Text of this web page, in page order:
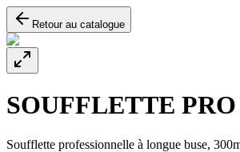
Retour au catalogue
SOUFFLETTE
Soufflette professionnelle à longue buse,